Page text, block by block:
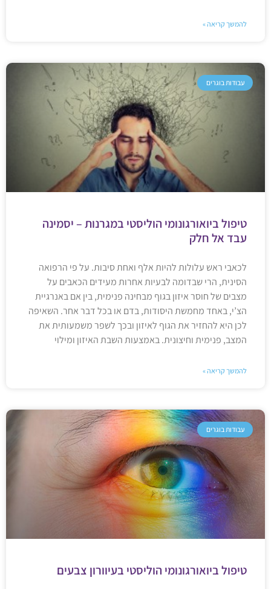
להמשך קריאה »
עבודות בוגרים
טיפול ביואורגונומי הוליסטי במגרנות – יסמינה
עבד אל חלק
לכאבי ראש עלולות להיות אלף ואחת סיבות. על פי הרפואה
הסינית, הרי שבדומה לבעיות אחרות מעידים הכאבים על
מצבים של חוסר איזון בגוף מבחינה פנימית, בין אם באנרגיית
הצ’י, באחד מחמשת היסודות, בדם או בכל דבר אחר. השאיפה
לכן היא להחזיר את הגוף לאיזון ובכך לשפר משמעותית את
המצב, פנימית וחיצונית. באמצעות השבת האיזון ומילוי
להמשך קריאה »
עבודות בוגרים
טיפול ביואורגונומי הוליסטי בעיוורון צבעים